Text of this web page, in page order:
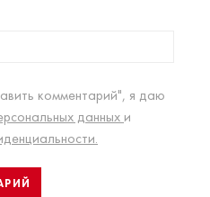
комментарий", я даю
данных и